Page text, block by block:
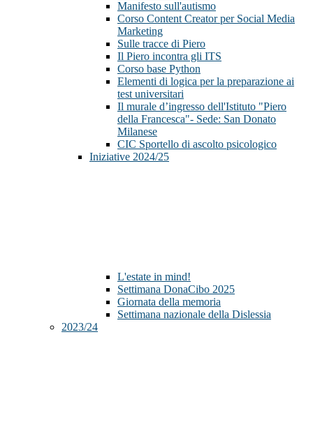
Manifesto sull'autismo
Corso Content Creator per Social Media
Marketing
Sulle tracce di Piero
Il Piero incontra gli ITS
Corso base Python
Elementi di logica per la preparazione ai
test universitari
Il murale d’ingresso dell'Istituto "Piero
della Francesca"- Sede: San Donato
Milanese
CIC Sportello di ascolto psicologico
Iniziative 2024/25
L'estate in mind!
Settimana DonaCibo 2025
Giornata della memoria
Settimana nazionale della Dislessia
2023/24